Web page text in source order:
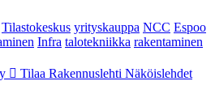
Tilastokeskus yrityskauppa NCC Espoo
Infra talotekniikka rakentaminen
Tilaa Rakennuslehti Näköislehdet